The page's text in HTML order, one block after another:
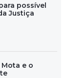
possível
Justiça
Mota e o